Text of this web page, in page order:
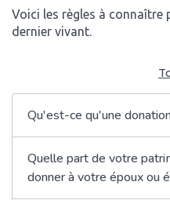
Voici les règles à
dernier vivant.
Qu'est-ce qu'une
Quelle part de votre
donner à votre époux ou